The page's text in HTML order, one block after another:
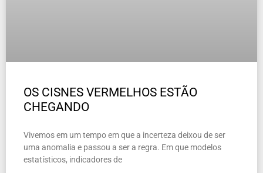
OS CISNES VERMELHOS ESTÃO
CHEGANDO
Vivemos em um tempo em que a incerteza deixou de ser
uma anomalia e passou a ser a regra. Em que modelos
estatísticos, indicadores de